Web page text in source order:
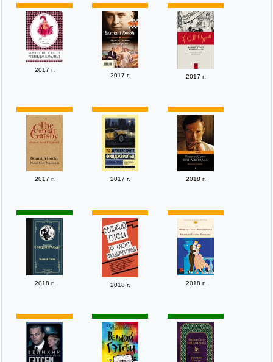
2017 г.
2017 г.
2017 г.
2017 г. 2017 г. 2018 г.
2018 г. 2018 г. 2018 г.